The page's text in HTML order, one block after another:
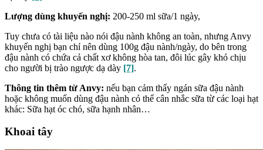
Lượng dùng khuyến nghị: 200-250 ml sữa/1 ngày,
Tuy chưa có tài liệu nào nói đậu nành không an toàn, nhưng Anvy
khuyến nghị bạn chỉ nên dùng 100g đậu nành/ngày, do bên trong
đậu nành có chứa cả chất xơ không hòa tan, đôi lúc gây khó chịu
cho người bị trào ngược dạ dày [7].
Thông tin thêm từ Anvy: nếu bạn cảm thấy ngán sữa đậu nành
hoặc không muốn dùng đậu nành có thể cân nhắc sữa từ các loại hạt
khác: Sữa hạt óc chó, sữa hạnh nhân…
Khoai tây